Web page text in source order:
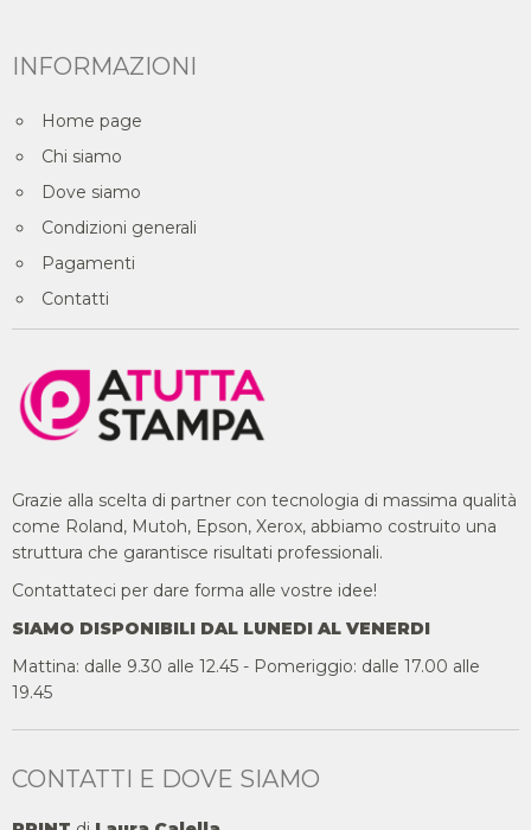
INFORMAZIONI
Home page
Chi siamo
Dove siamo
Condizioni generali
Pagamenti
Contatti
Grazie alla scelta di partner con tecnologia di massima qualità
come Roland, Mutoh, Epson, Xerox, abbiamo costruito una
struttura che garantisce risultati professionali.
Contattateci per dare forma alle vostre idee!
SIAMO DISPONIBILI DAL LUNEDI AL VENERDI
Mattina: dalle 9.30 alle 12.45 - Pomeriggio: dalle 17.00 alle
19.45
CONTATTI E DOVE SIAMO